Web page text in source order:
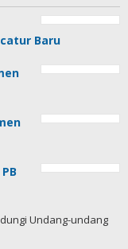
Baru
Undang-undang